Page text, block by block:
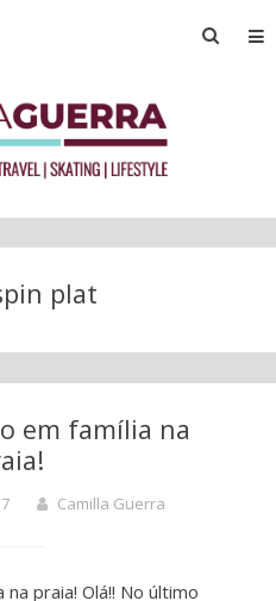
plat
em família na
Camilla Guerra
praia! Olá!! No último